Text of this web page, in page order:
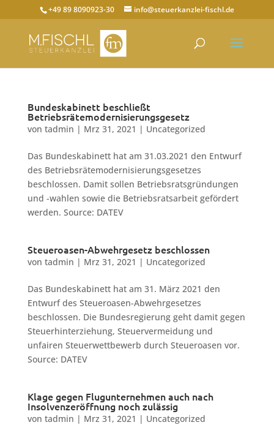
+49 89 8090923-30 info@steuerkanzlei-fischl.de
Bundeskabinett beschließt
Betriebsrätemodernisierungsgesetz
von tadmin | Mrz 31, 2021 | Uncategorized
Das Bundeskabinett hat am 31.03.2021 den Entwurf
des Betriebsrätemodernisierungsgesetzes
beschlossen. Damit sollen Betriebsratsgründungen
und -wahlen sowie die Betriebsratsarbeit gefördert
werden. Source: DATEV
Steueroasen-Abwehrgesetz beschlossen
von tadmin | Mrz 31, 2021 | Uncategorized
Das Bundeskabinett hat am 31. März 2021 den
Entwurf des Steueroasen-Abwehrgesetzes
beschlossen. Die Bundesregierung geht damit gegen
Steuerhinterziehung, Steuervermeidung und
unfairen Steuerwettbewerb durch Steueroasen vor.
Source: DATEV
Klage gegen Flugunternehmen auch nach
Insolvenzeröffnung noch zulässig
von tadmin | Mrz 31, 2021 | Uncategorized